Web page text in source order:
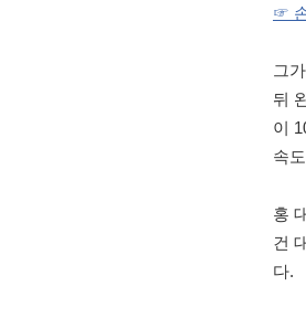
☞
그
뒤
이
속
홍
건
다.